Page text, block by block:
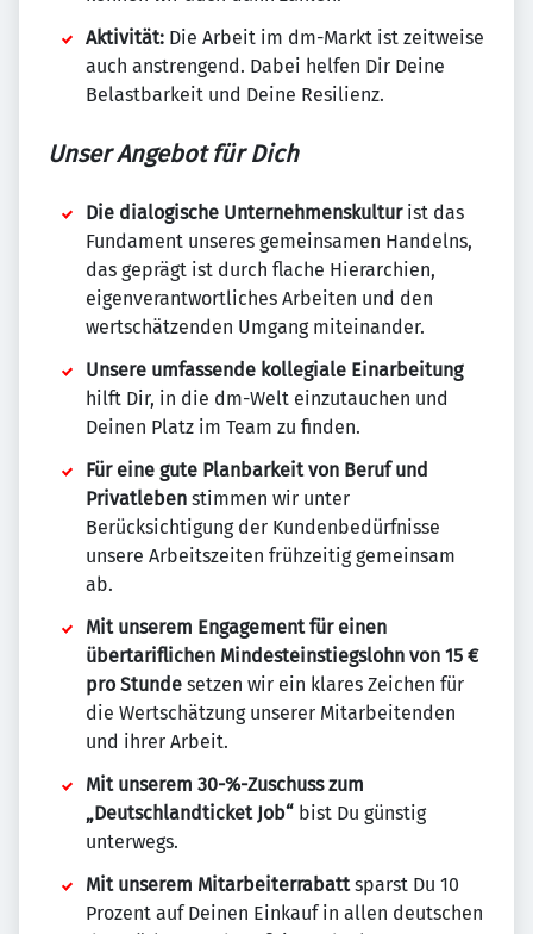
Aktivität: Die Arbeit im dm-Markt ist zeitweise
auch anstrengend. Dabei helfen Dir Deine
Belastbarkeit und Deine Resilienz.
Unser Angebot für Dich
Die dialogische Unternehmenskultur ist das
Fundament unseres gemeinsamen Handelns,
das geprägt ist durch flache Hierarchien,
eigenverantwortliches Arbeiten und den
wertschätzenden Umgang miteinander.
Unsere umfassende kollegiale Einarbeitung
hilft Dir, in die dm-Welt einzutauchen und
Deinen Platz im Team zu finden.
Für eine gute Planbarkeit von Beruf und
Privatleben stimmen wir unter
Berücksichtigung der Kundenbedürfnisse
unsere Arbeitszeiten frühzeitig gemeinsam
ab.
Mit unserem Engagement für einen
übertariflichen Mindesteinstiegslohn von 15 €
pro Stunde setzen wir ein klares Zeichen für
die Wertschätzung unserer Mitarbeitenden
und ihrer Arbeit.
Mit unserem 30-%-Zuschuss zum
„Deutschlandticket Job“ bist Du günstig
unterwegs.
Mit unserem Mitarbeiterrabattsparst Du 10
Prozent auf Deinen Einkauf in allen deutschen